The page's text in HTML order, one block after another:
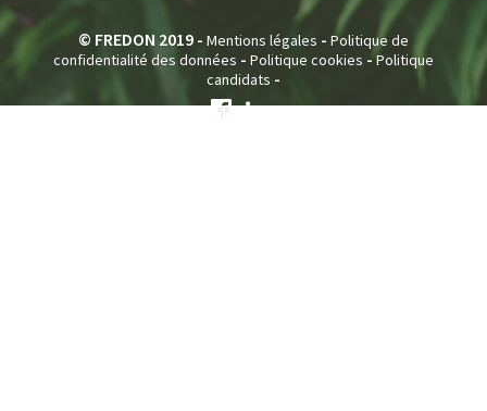
© FREDON 2019 - Mentions légales - Politique de
confidentialité des données - Politique cookies -Politique
candidats -